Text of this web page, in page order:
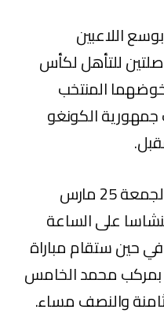
اللاعبين
للتأهل لكأس
سيخوضهما المنتخب
الكونغو
وسيجرى لقاء الذهاب يوم الجمعة 25 مارس
على الساعة
مساء (غرينيتش+1)، في حين ستقام مباراة
29 مارس بمركب محمد الخامس
والنصف مساء.